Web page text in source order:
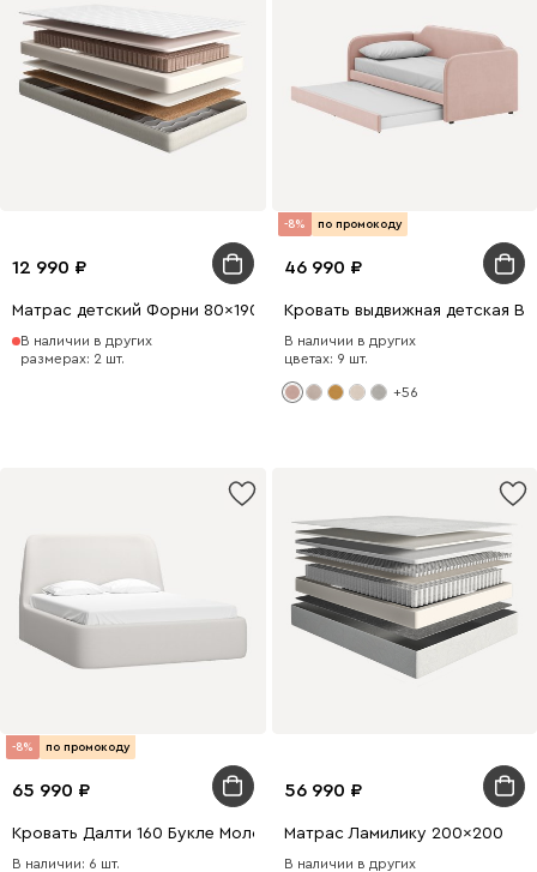
12 990
Матрас детский Форни 80x190
В наличии в других
размерах: 2 шт.
-8% по промокоду
46 990
Кровать выдвижная детская
В наличии в других
цветах: 9 шт.
+56
-8% по промокоду
65 990
Кровать Далти 160 Букле Молочный
В наличии: 6 шт.
56 990
Матрас Ламилику 200x200
В наличии в других